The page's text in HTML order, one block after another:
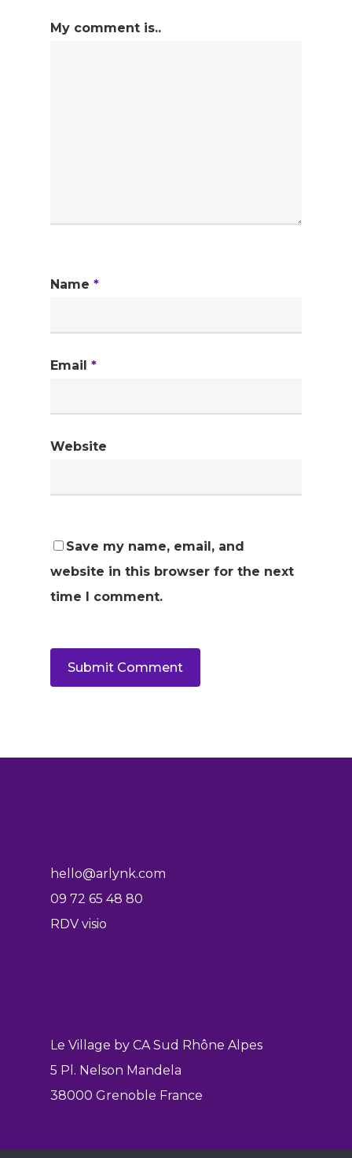
My comment is..
Name *
Email *
Website
Save my name, email, and
website in this browser for the next
time I comment.
hello@arlynk.com
09 72 65 48 80
RDV visio
Le Village by CA Sud Rhône Alpes
5 Pl. Nelson Mandela
38000 Grenoble France